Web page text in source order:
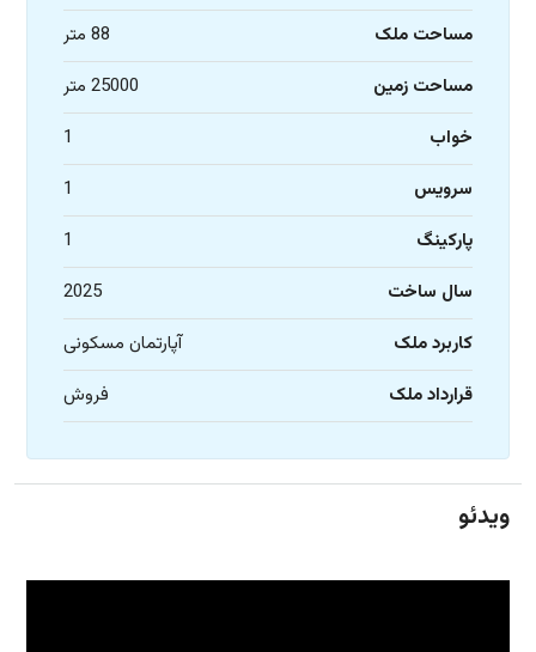
مساحت ملک
88 متر
مساحت زمین
25000 متر
خواب
1
سرویس
1
پارکینگ
1
سال ساخت
2025
کاربرد ملک
آپارتمان مسکونی
قرارداد ملک
فروش
ویدئو